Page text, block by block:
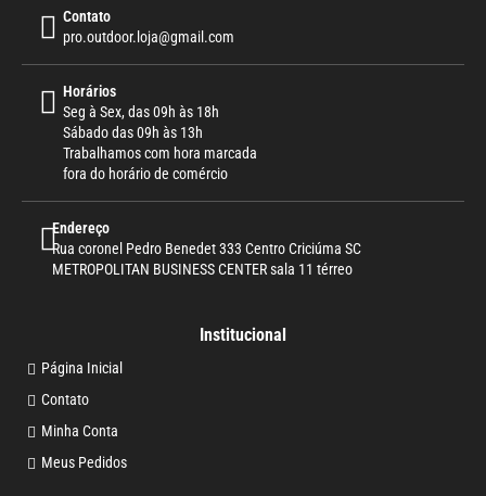
Contato
pro.outdoor.loja@gmail.com
Horários
Seg à Sex, das 09h às 18h
Sábado das 09h às 13h
Trabalhamos com hora marcada
fora do horário de comércio
Endereço
Rua coronel Pedro Benedet 333 Centro Criciúma SC
METROPOLITAN BUSINESS CENTER sala 11 térreo
Institucional
Página Inicial
Contato
Minha Conta
Meus Pedidos